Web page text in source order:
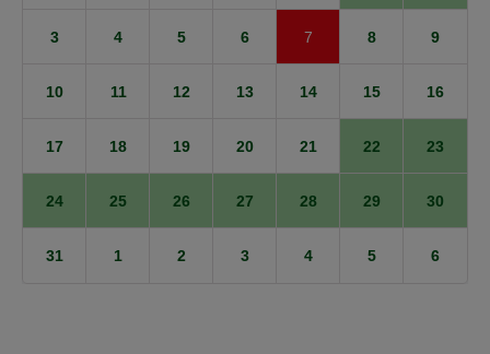
3 4 5 6 7 8 9
10 11 12 13 14 15 16
17 18 19 20 21 22 23
24 25 26 27 28 29 30
31 1 2 3 4 5 6